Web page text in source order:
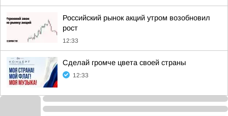
Российский рынок акций утром возобновил
рост
12:33
Сделай громче цвета своей страны
12:33